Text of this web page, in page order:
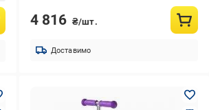
4 816 ₴/шт.
Доставимо